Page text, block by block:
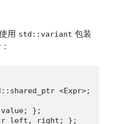
用 std::variant 包装
：
<Expr>;
};
left, right; };